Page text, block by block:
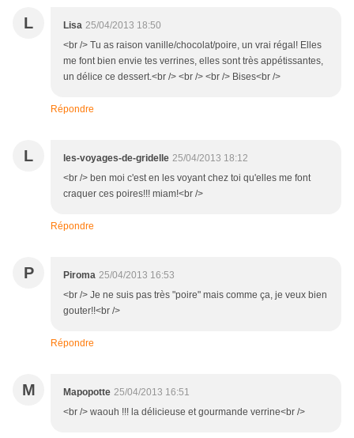
L Lisa 25/04/2013 18:50
<br /> Tu as raison vanille/chocolat/poire, un vrai régal! Elles
me font bien envie tes verrines, elles sont très appétissantes,
un délice ce dessert.<br /> <br /> <br /> Bises<br />
Répondre
L les-voyages-de-gridelle 25/04/2013 18:12
<br /> ben moi c'est en les voyant chez toi qu'elles me font
craquer ces poires!!! miam!<br />
Répondre
P Piroma 25/04/2013 16:53
<br /> Je ne suis pas très "poire" mais comme ça, je veux bien
gouter!!<br />
Répondre
M Mapopotte 25/04/2013 16:51
<br /> waouh !!! la délicieuse et gourmande verrine<br />